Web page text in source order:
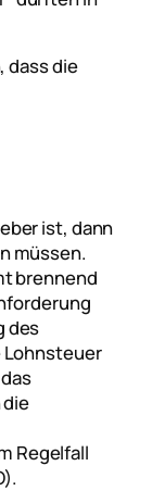
dass die
ist, dann
müssen.
brennend
des
Regelfall